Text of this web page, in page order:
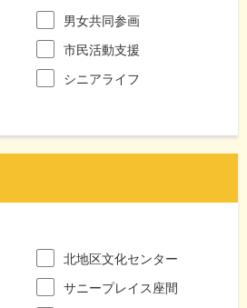
男女共同参画
市民活動支援
シニアライフ
北地区文化センター
サニープレイス座間